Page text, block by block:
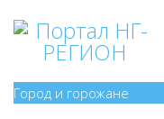
Город и горожане